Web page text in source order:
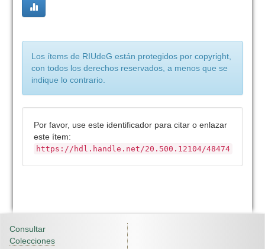
Los ítems de RIUdeG están protegidos por copyright,
con todos los derechos reservados, a menos que se
indique lo contrario.
Por favor, use este identificador para citar o enlazar
este ítem:
https://hdl.handle.net/20.500.12104/48474
Consultar
Colecciones